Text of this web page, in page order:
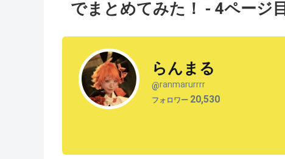
でまとめてみた！ - 4ページ目
らんまる
@ranmarurrrr
フォロワー 20,530